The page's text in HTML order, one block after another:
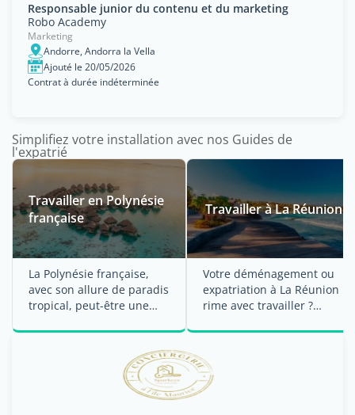
Responsable junior du contenu et du marketing
Robo Academy
Marketing
Andorre, Andorra la Vella
Ajouté le 20/05/2026
Contrat à durée indéterminée
Simplifiez votre installation avec nos Guides de
l'expatrié
Travailler en Polynésie
française
La Polynésie française,
avec son allure de paradis
tropical, peut-être une
Travailler à La Réunion
Votre déménagement ou
expatriation à La Réunion
rime avec travailler ?